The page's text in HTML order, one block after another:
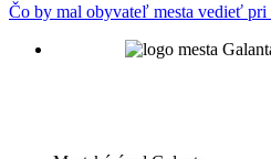
Čo by mal obyvateľ mesta vedieť pri